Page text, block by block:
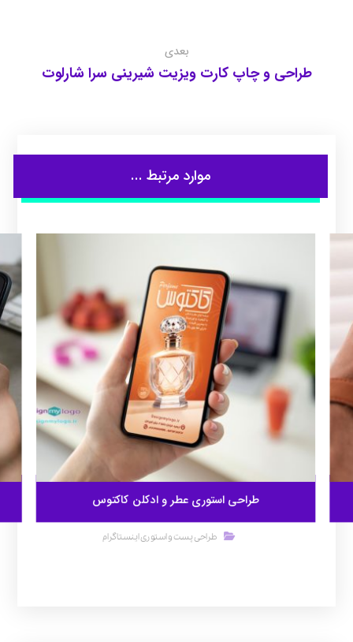
بعدی
طراحی و چاپ کارت ویزیت شیرینی سرا شارلوت
موارد مرتبط ...
طراحی استوری عطر و ادکلن کاکتوس
طراحی پست و استوری اینستاگرام